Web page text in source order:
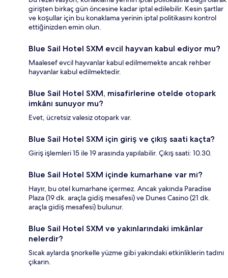
girişten birkaç gün öncesine kadar iptal edilebilir. Kesin şartlar
ve koşullar için bu konaklama yerinin iptal politikasını kontrol
ettiğinizden emin olun.
Blue Sail Hotel SXM evcil hayvan kabul ediyor mu?
Maalesef evcil hayvanlar kabul edilmemekte ancak rehber
hayvanlar kabul edilmektedir.
Blue Sail Hotel SXM, misafirlerine otelde otopark
imkânı sunuyor mu?
Evet, ücretsiz valesiz otopark var.
Blue Sail Hotel SXM için giriş ve çıkış saati kaçta?
Giriş işlemleri 15 ile 19 arasında yapılabilir. Çıkış saati: 10.30.
Blue Sail Hotel SXM içinde kumarhane var mı?
Hayır, bu otel kumarhane içermez. Ancak yakında Paradise
Plaza (19 dk. araçla gidiş mesafesi) ve Dunes Casino (21 dk.
araçla gidiş mesafesi) bulunur.
Blue Sail Hotel SXM ve yakınlarındaki imkânlar
nelerdir?
Sıcak aylarda şnorkelle yüzme gibi yakındaki etkinliklerin tadını
çıkarın.